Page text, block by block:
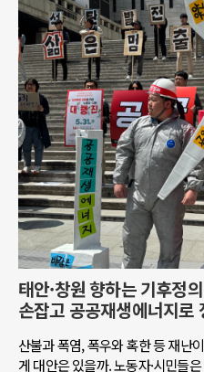
태안·창원 향하는 기후정
손잡고 공공재생에너지로
산불과 폭염, 폭우와 혹한 등 재난
게 대안은 있을까. 노동자·시민들